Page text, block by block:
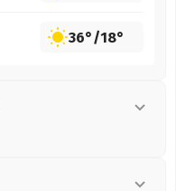
36°/18°